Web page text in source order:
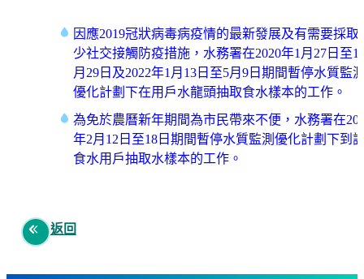
因應2019冠狀病毒病疫情的最新發展及有需要採取
少社交接觸防疫措施，水務署在2020年1月27日至
月29日及2022年1⽉13⽇至5⽉9⽇期間暫停水質監
優化計劃下在用戶水龍頭抽取食水樣本的工作。
為免於農曆新年期間為市民帶來不便，水務署在
年2月12日至18日期間暫停水質監測優化計劃下到
食水用戶抽取水樣本的工作。
返回